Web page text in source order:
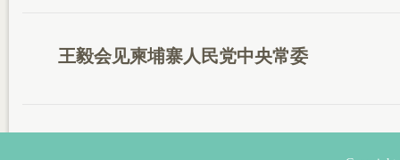
王毅会见柬埔寨人民党中央常委